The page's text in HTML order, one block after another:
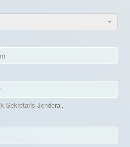
Sekretaris Jenderal.